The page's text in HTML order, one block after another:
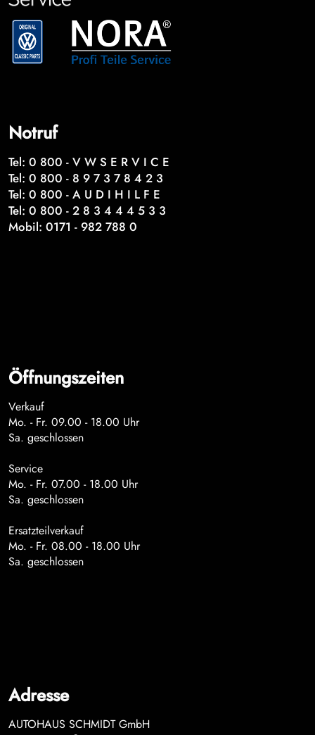
Notruf
Tel: 0 800 - V W S E R V I C E
Tel: 0 800 - 8 9 7 3 7 8 4 2 3
Tel: 0 800 - A U D I H I L F E
Tel: 0 800 - 2 8 3 4 4 4 5 3 3
Mobil: 0171 - 982 788 0
Öffnungszeiten
Verkauf
Mo. - Fr. 09.00 - 18.00 Uhr
Sa. geschlossen
Service
Mo. - Fr. 07.00 - 18.00 Uhr
Sa. geschlossen
Ersatzteilverkauf
Mo. - Fr. 08.00 - 18.00 Uhr
Sa. geschlossen
Adresse
AUTOHAUS SCHMIDT GmbH